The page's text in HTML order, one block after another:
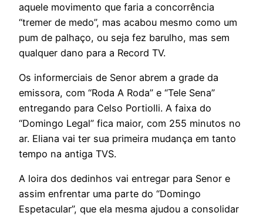
aquele movimento que faria a concorrência
“tremer de medo”, mas acabou mesmo como um
pum de palhaço, ou seja fez barulho, mas sem
qualquer dano para a Record TV.
Os informerciais de Senor abrem a grade da
emissora, com “Roda A Roda” e “Tele Sena”
entregando para Celso Portiolli. A faixa do
“Domingo Legal” fica maior, com 255 minutos no
ar. Eliana vai ter sua primeira mudança em tanto
tempo na antiga TVS.
A loira dos dedinhos vai entregar para Senor e
assim enfrentar uma parte do “Domingo
Espetacular”, que ela mesma ajudou a consolidar